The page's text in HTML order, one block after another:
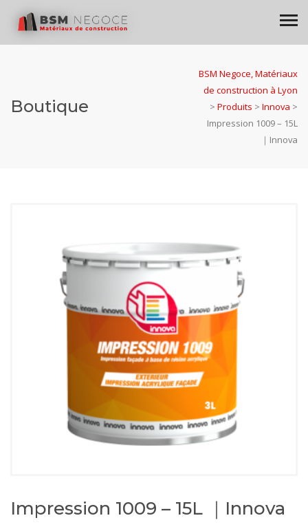
Boutique
BSM Negoce, Matériaux
de construction à Lyon
> Produits > Innova >
Impression 1009 – 15L
｜Innova
Impression 1009 – 15L ｜Innova